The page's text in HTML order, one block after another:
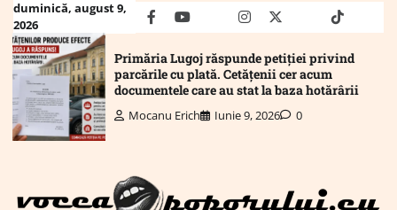
Skip
content
duminică, august 9,
2026
facebookyoutubeMailinstagram
twitter truthtiktok
Primăria Lugoj răspunde petiției privind
parcările cu plată. Cetățenii cer acum
documentele care au stat la baza hotărârii
Mocanu Erich Iunie 9, 2026 0